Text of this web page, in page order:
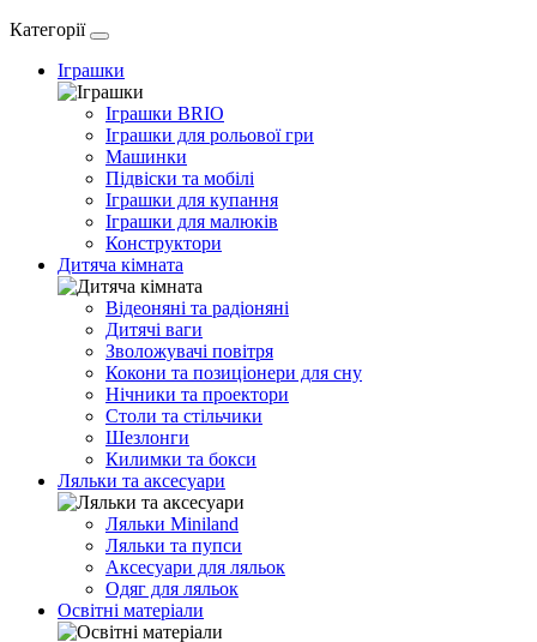
Категорії
Іграшки
Іграшки BRIO
Іграшки для рольової гри
Машинки
Підвіски та мобілі
Іграшки для купання
Іграшки для малюків
Конструктори
Дитяча кімната
Відеоняні та радіоняні
Дитячі ваги
Зволожувачі повітря
Кокони та позиціонери для сну
Нічники та проектори
Столи та стільчики
Шезлонги
Килимки та бокси
Ляльки та аксесуари
Ляльки Miniland
Ляльки та пупси
Аксесуари для ляльок
Одяг для ляльок
Освітні матеріали